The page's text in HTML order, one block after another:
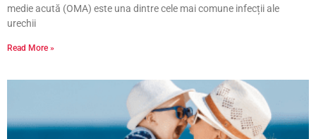
medie acută (OMA) este una dintre cele mai comune infecții ale
urechii
Read More »